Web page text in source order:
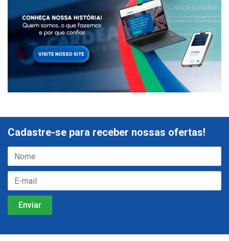
Cadastre-se para receber nossas ofertas!